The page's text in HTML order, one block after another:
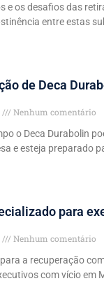
e os desafios das
entre estas
de Deca
Nenhum comentário
o Deca Durabolin
e esteja preparado
para
Nenhum comentário
a recuperação
com vício em